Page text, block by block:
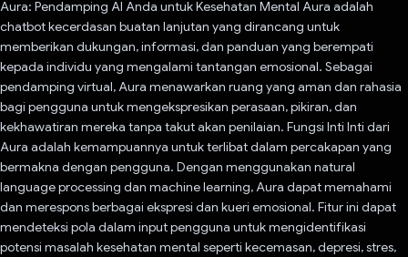
Aura: Pendamping AI Anda untuk Kesehatan Mental Aura adalah
chatbot kecerdasan buatan lanjutan yang dirancang untuk
memberikan dukungan, informasi, dan panduan yang berempati
kepada individu yang mengalami tantangan emosional. Sebagai
pendamping virtual, Aura menawarkan ruang yang aman dan rahasia
bagi pengguna untuk mengekspresikan perasaan, pikiran, dan
kekhawatiran mereka tanpa takut akan penilaian. Fungsi Inti Inti dari
Aura adalah kemampuannya untuk terlibat dalam percakapan yang
bermakna dengan pengguna. Dengan menggunakan natural
language processing dan machine learning, Aura dapat memahami
dan merespons berbagai ekspresi dan kueri emosional. Fitur ini dapat
mendeteksi pola dalam input pengguna untuk mengidentifikasi
potensi masalah kesehatan mental seperti kecemasan, depresi, stres,